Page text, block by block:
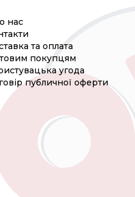
нас
та оплата
покупцям
угода
публичної оферти